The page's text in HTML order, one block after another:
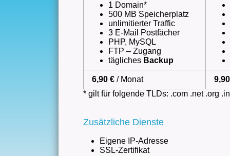
6,90 € / Monat
1 Domain*
500 MB Speicherplatz
unlimitierter Traffic
3 E-Mail Postfächer
PHP, MySQL
FTP – Zugang
tägliches Backup
* gilt für folgende TLDs: .com .net .org
Zusätzliche Dienste
Eigene IP-Adresse
SSL-Zertifikat